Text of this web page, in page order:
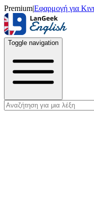
Premium|Εφαρμογή για
Toggle navigation